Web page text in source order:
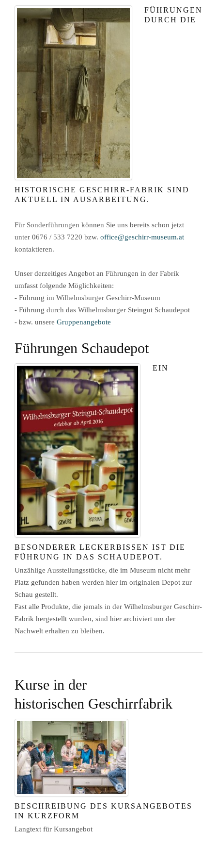
FÜHRUNGEN
DURCH DIE
HISTORISCHE GESCHIRR-FABRIK SIND
AKTUELL IN AUSARBEITUNG.
Für Sonderführungen können Sie uns bereits schon jetzt
unter 0676 / 533 7220 bzw. office@geschirr-museum.at
kontaktieren.
Unser derzeitiges Angebot an Führungen in der Fabrik
umfasst folgende Möglichkeiten:
- Führung im Wilhelmsburger Geschirr-Museum
- Führung durch das Wilhelmsburger Steingut Schaudepot
- bzw. unsere Gruppenangebote
Führungen Schaudepot
EIN
BESONDERER LECKERBISSEN IST DIE
FÜHRUNG IN DAS SCHAUDEPOT.
Unzählige Ausstellungsstücke, die im Museum nicht mehr
Platz gefunden haben werden hier im originalen Depot zur
Schau gestellt.
Fast alle Produkte, die jemals in der Wilhelmsburger Geschirr-
Fabrik hergestellt wurden, sind hier archiviert um der
Nachwelt erhalten zu bleiben.
Kurse in der
historischen Geschirrfabrik
BESCHREIBUNG DES KURSANGEBOTES
IN KURZFORM
Langtext für Kursangebot